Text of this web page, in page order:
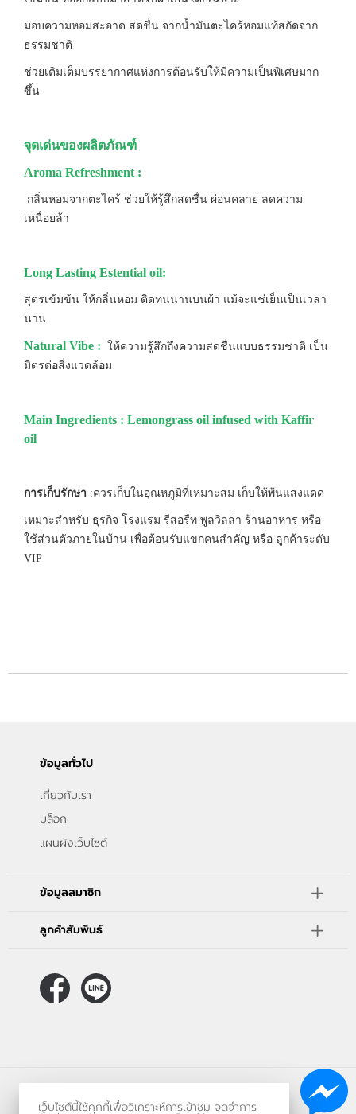
มอบความหอมสะอาด สดชื่น จากน้ำมันตะไคร้หอมแท้สกัดจาก
ธรรมชาติ
ช่วยเติมเต็มบรรยากาศแห่งการต้อนรับให้มีความเป็นพิเศษมาก
ขึ้น
จุดเด่นของผลิตภัณฑ์
Aroma Refreshment :
กลิ่นหอมจากตะไคร้ ช่วยให้รู้สึกสดชื่น ผ่อนคลาย ลดความ
เหนื่อยล้า
Long Lasting Estential oil:
สุตรเข้มข้น ให้กลิ่นหอม ติดทนนานบนผ้า แม้จะแช่เย็นเป็นเวลา
นาน
Natural Vibe : ให้ความรู้สึกถึงความสดชื่นแบบธรรมชาติ เป็น
มิตรต่อสิ่งแวดล้อม
Main Ingredients : Lemongrass oil infused with Kaffir
oil
การเก็บรักษา :ควรเก็บในอุณหภูมิที่เหมาะสม เก็บให้พ้นแสงแดด
เหมาะสำหรับ ธุรกิจ โรงแรม รีสอรืท พูลวิลล่า ร้านอาหาร หรือ
ใช้ส่วนตัวภายในบ้าน เพื่อต้อนรับแขกคนสำคัญ หรือ ลูกค้าระดับ
VIP
ข้อมูลทั่วไป
เกี่ยวกับเรา
บล็อก
แผนผังเว็บไซต์
ข้อมูลสมาชิก
ลูกค้าสัมพันธ์
และขายของออนไลน์โดย
เว็บไซต์นี้ใช้คุกกี้เพื่อวิเคราะห์การเข้าชม จดจำการ